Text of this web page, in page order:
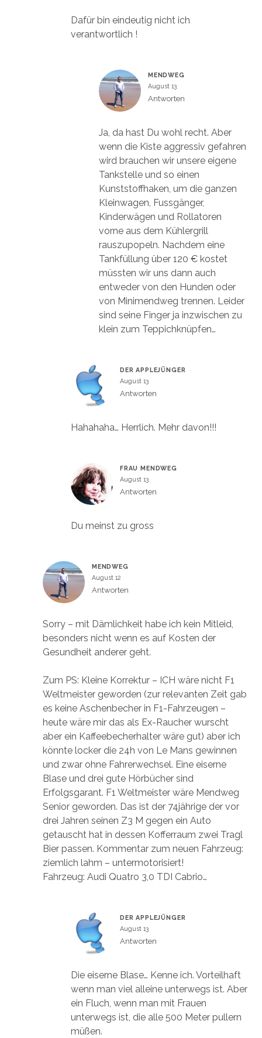
Dafür bin eindeutig nicht ich
verantwortlich !
MENDWEG
August 13
Antworten
Ja, da hast Du wohl recht. Aber
wenn die Kiste aggressiv gefahren
wird brauchen wir unsere eigene
Tankstelle und so einen
Kunststoffhaken, um die ganzen
Kleinwagen, Fussgänger,
Kinderwägen und Rollatoren
vorne aus dem Kühlergrill
rauszupopeln. Nachdem eine
Tankfüllung über 120 € kostet
müssten wir uns dann auch
entweder von den Hunden oder
von Minimendweg trennen. Leider
sind seine Finger ja inzwischen zu
klein zum Teppichknüpfen…
DER APPLEJÜNGER
August 13
Antworten
Hahahaha… Herrlich. Mehr davon!!!
FRAU MENDWEG
August 13
Antworten
Du meinst zu gross
MENDWEG
August 12
Antworten
Sorry – mit Dämlichkeit habe ich kein Mitleid,
besonders nicht wenn es auf Kosten der
Gesundheit anderer geht.
Zum PS: Kleine Korrektur – ICH wäre nicht F1
Weltmeister geworden (zur relevanten Zeit gab
es keine Aschenbecher in F1-Fahrzeugen –
heute wäre mir das als Ex-Raucher wurscht
aber ein Kaffeebecherhalter wäre gut) aber ich
könnte locker die 24h von Le Mans gewinnen
und zwar ohne Fahrerwechsel. Eine eiserne
Blase und drei gute Hörbücher sind
Erfolgsgarant. F1 Weltmeister wäre Mendweg
Senior geworden. Das ist der 74jährige der vor
drei Jahren seinen Z3 M gegen ein Auto
getauscht hat in dessen Kofferraum zwei Tragl
Bier passen. Kommentar zum neuen Fahrzeug:
ziemlich lahm – untermotorisiert!
Fahrzeug: Audi Quatro 3,0 TDI Cabrio…
DER APPLEJÜNGER
August 13
Antworten
Die eiserne Blase… Kenne ich. Vorteilhaft
wenn man viel alleine unterwegs ist. Aber
ein Fluch, wenn man mit Frauen
unterwegs ist, die alle 500 Meter pullern
müßen.